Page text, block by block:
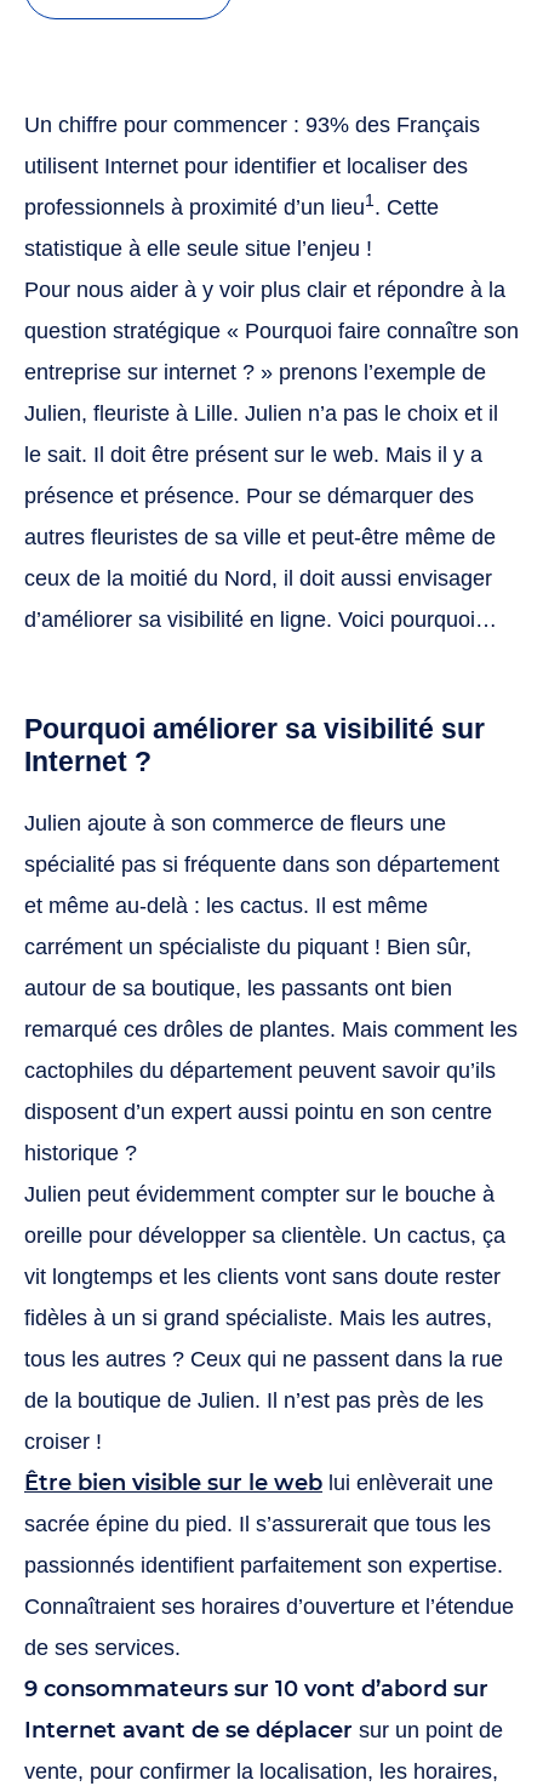
Un chiffre pour commencer : 93% des Français
utilisent Internet pour identifier et localiser des
professionnels à proximité d’un lieu1. Cette
statistique à elle seule situe l’enjeu !
Pour nous aider à y voir plus clair et répondre à la
question stratégique « Pourquoi faire connaître son
entreprise sur internet ? » prenons l’exemple de
Julien, fleuriste à Lille. Julien n’a pas le choix et il
le sait. Il doit être présent sur le web. Mais il y a
présence et présence. Pour se démarquer des
autres fleuristes de sa ville et peut-être même de
ceux de la moitié du Nord, il doit aussi envisager
d’améliorer sa visibilité en ligne. Voici pourquoi…
Pourquoi améliorer sa visibilité sur
Internet ?
Julien ajoute à son commerce de fleurs une
spécialité pas si fréquente dans son département
et même au-delà : les cactus. Il est même
carrément un spécialiste du piquant ! Bien sûr,
autour de sa boutique, les passants ont bien
remarqué ces drôles de plantes. Mais comment les
cactophiles du département peuvent savoir qu’ils
disposent d’un expert aussi pointu en son centre
historique ?
Julien peut évidemment compter sur le bouche à
oreille pour développer sa clientèle. Un cactus, ça
vit longtemps et les clients vont sans doute rester
fidèles à un si grand spécialiste. Mais les autres,
tous les autres ? Ceux qui ne passent dans la rue
de la boutique de Julien. Il n’est pas près de les
croiser !
Être bien visible sur le web lui enlèverait une
sacrée épine du pied. Il s’assurerait que tous les
passionnés identifient parfaitement son expertise.
Connaîtraient ses horaires d’ouverture et l’étendue
de ses services.
9 consommateurs sur 10 vont d’abord sur
Internet avant de se déplacer sur un point de
vente, pour confirmer la localisation, les horaires,